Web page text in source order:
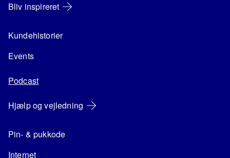
Bliv inspireret
Kundehistorier
Events
Podcast
Hjælp og vejledning
Pin- & pukkode
Internet